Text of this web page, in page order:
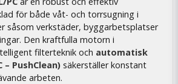
för både våt- och torrsugning i
såsom verkstäder, byggarbetsplatser
Den kraftfulla motorn i
filterteknik och automatisk
PushClean) säkerställer konstant
arbeten.